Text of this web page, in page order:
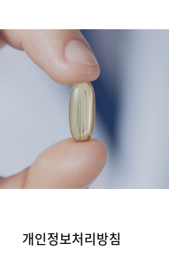
개인정보처리방침